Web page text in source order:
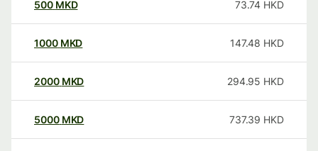
500 MKD 73.74 HKD
1000 MKD 147.48 HKD
2000 MKD 294.95 HKD
5000 MKD 737.39 HKD